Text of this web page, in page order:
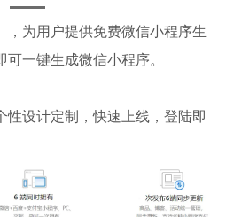
使用步骤
，为用户提供免费微信小程序生
一键生成微信小程序。
性设计定制，快速上线，登陆即